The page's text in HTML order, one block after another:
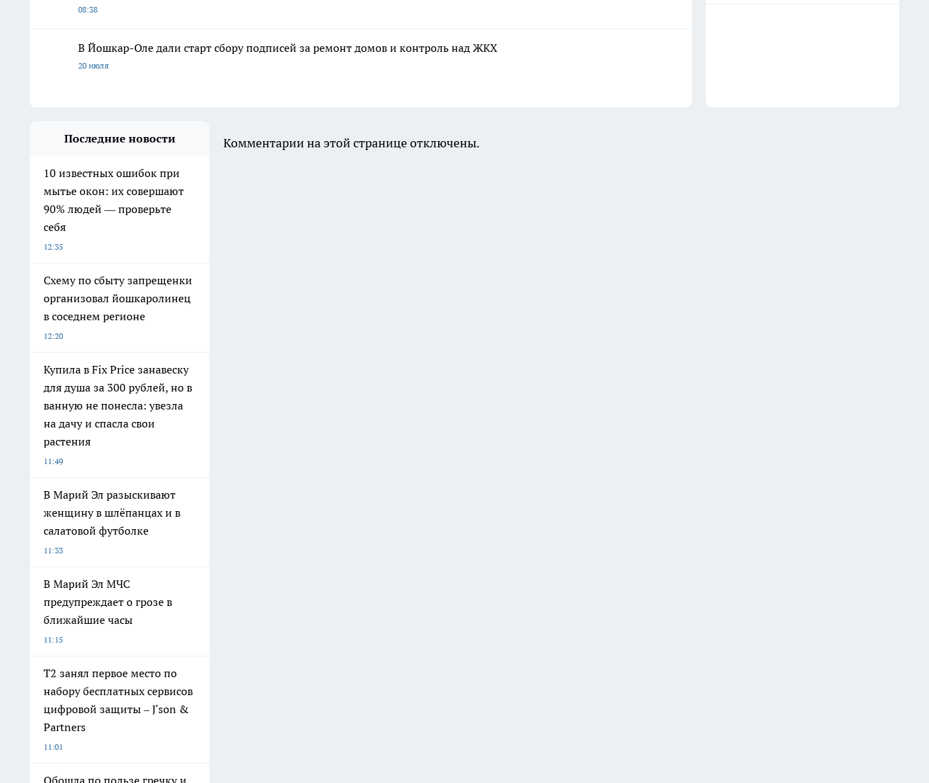
08:38
В Йошкар-Оле дали старт сбору подписей за ремонт домов и контроль над ЖКХ
20 июля
Последние новости
10 известных ошибок при
мытье окон: их совершают
90% людей — проверьте
себя
12:35
Схему по сбыту запрещенки
организовал йошкаролинец
в соседнем регионе
12:20
Купила в Fix Price занавеску
для душа за 300 рублей, но в
ванную не понесла: увезла
на дачу и спасла свои
растения
11:49
В Марий Эл разыскивают
женщину в шлёпанцах и в
салатовой футболке
11:33
В Марий Эл МЧС
предупреждает о грозе в
ближайшие часы
11:15
Т2 занял первое место по
набору бесплатных сервисов
цифровой защиты – J'son &
Partners
11:01
Комментарии на этой странице отключены.